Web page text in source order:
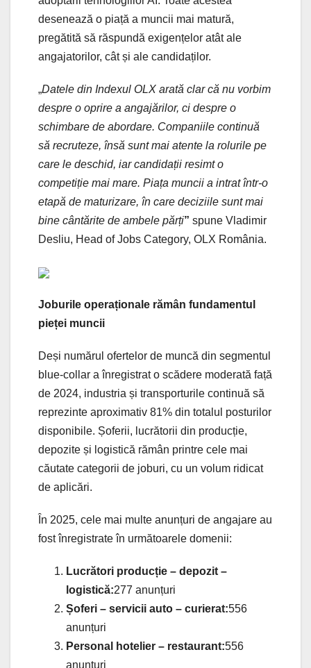
desenează o piață a muncii mai matură,
pregătită să răspundă exigențelor atât ale
angajatorilor, cât și ale candidaților.
„Datele din Indexul OLX arată clar că nu vorbim
despre o oprire a angajărilor, ci despre o
schimbare de abordare. Companiile continuă
să recruteze, însă sunt mai atente la rolurile pe
care le deschid, iar candidații resimt o
competiție mai mare. Piața muncii a intrat într-o
etapă de maturizare, în care deciziile sunt mai
bine cântărite de ambele părți” spune Vladimir
Desliu, Head of Jobs Category, OLX România.
Joburile operaționale rămân fundamentul
pieței muncii
Deși numărul ofertelor de muncă din segmentul
blue-collar a înregistrat o scădere moderată față
de 2024, industria și transporturile continuă să
reprezinte aproximativ 81% din totalul posturilor
disponibile. Șoferii, lucrătorii din producție,
depozite și logistică rămân printre cele mai
căutate categorii de joburi, cu un volum ridicat
de aplicări.
În 2025, cele mai multe anunțuri de angajare au
fost înregistrate în următoarele domenii:
Lucrători producție – depozit –
logistică:277 anunțuri
Șoferi – servicii auto – curierat:556
anunțuri
Personal hotelier – restaurant:556
anunțuri